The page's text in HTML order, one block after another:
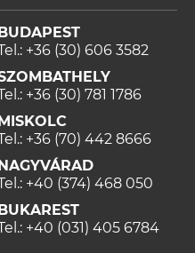
BUDAPEST
+36 (30) 606 3582
+36 (30) 781 1786
MISKOLC
+36 (70) 442 8666
NAGYVÁRAD
+40 (374) 468 050
BUKAREST
+40 (031) 405 6784